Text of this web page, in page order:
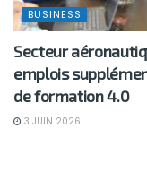
BUSINESS
Secteur
emplois
de formation 4.0
3 JUIN 2026